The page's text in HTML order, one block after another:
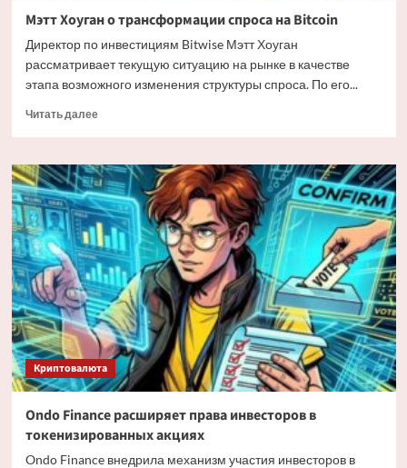
Мэтт Хоуган о трансформации спроса на Bitcoin
Директор по инвестициям Bitwise Мэтт Хоуган
рассматривает текущую ситуацию на рынке в качестве
этапа возможного изменения структуры спроса. По его...
Читать далееПрочитать
Мэтт
Хоуган
о
трансформации
спроса
на
Bitcoin
Криптовалюта
Ondo Finance расширяет права инвесторов в
токенизированных акциях
Ondo Finance внедрила механизм участия инвесторов в